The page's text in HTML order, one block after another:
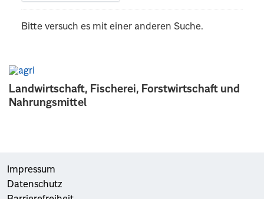
Landwirtschaft, Fischerei, Forstwirtschaft und
Nahrungsmittel
Bitte versuch es mit einer anderen Suche.
Impressum
Datenschutz